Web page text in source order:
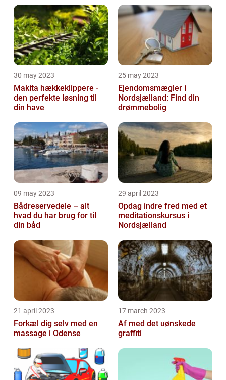
30 may 2023
Makita hækkeklippere -
den perfekte løsning til
din have
25 may 2023
Ejendomsmægler i
Nordsjælland: Find din
drømmebolig
09 may 2023
Bådreservedele – alt
hvad du har brug for til
din båd
29 april 2023
Opdag indre fred med et
meditationskursus i
Nordsjælland
21 april 2023
Forkæl dig selv med en
massage i Odense
17 march 2023
Af med det uønskede
graffiti